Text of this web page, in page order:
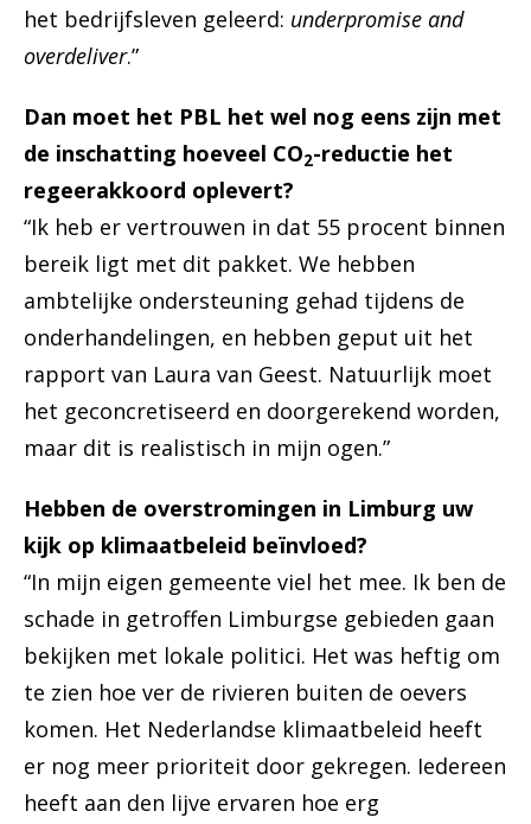
het bedrijfsleven geleerd: underpromise and
overdeliver.”
Dan moet het PBL het wel nog eens zijn met
de inschatting hoeveel CO2-reductie het
regeerakkoord oplevert?
“Ik heb er vertrouwen in dat 55 procent binnen
bereik ligt met dit pakket. We hebben
ambtelijke ondersteuning gehad tijdens de
onderhandelingen, en hebben geput uit het
rapport van Laura van Geest. Natuurlijk moet
het geconcretiseerd en doorgerekend worden,
maar dit is realistisch in mijn ogen.”
Hebben de overstromingen in Limburg uw
kijk op klimaatbeleid beïnvloed?
“In mijn eigen gemeente viel het mee. Ik ben de
schade in getroffen Limburgse gebieden gaan
bekijken met lokale politici. Het was heftig om
te zien hoe ver de rivieren buiten de oevers
komen. Het Nederlandse klimaatbeleid heeft
er nog meer prioriteit door gekregen. Iedereen
heeft aan den lijve ervaren hoe erg